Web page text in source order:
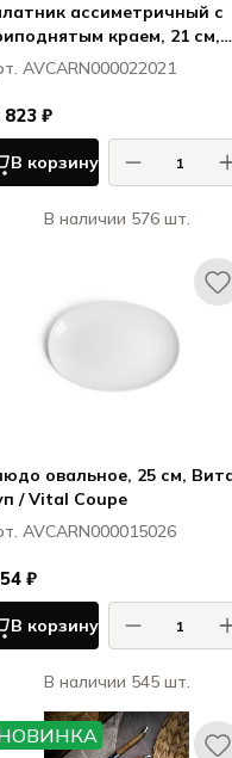
ассиметричный с
краем, 21 см,
Куп / Vital Coupe
AVCARN000022021
823 ₽
В корзину
В наличии 576 шт.
овальное, 25 см,
/ Vital Coupe
AVCARN000015026
₽
В корзину
В наличии 545 шт.